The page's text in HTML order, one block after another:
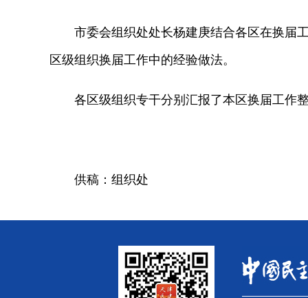
市委会组织处处长杨建庚结合各区在换届工
区级组织换届工作中的经验做法。
各区级组织专干分别汇报了本区换届工作
供稿：组织处